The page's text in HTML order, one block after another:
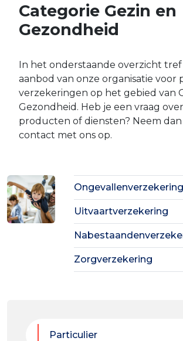
Categorie Gezin en
Gezondheid
In het onderstaande overzicht
aanbod van onze organisatie voor
verzekeringen op het gebied van
Gezondheid. Heb je een vraag
producten of diensten? Neem
contact met ons op.
Ongevallenverzekering
Uitvaartverzekering
Zorgverzekering
Particulier